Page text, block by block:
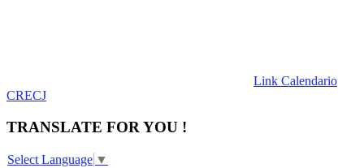
Link Calendario
CRECJ
TRANSLATE FOR YOU !
Select Language ▼